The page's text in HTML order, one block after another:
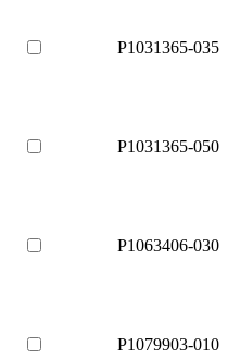
P1031365-035
P1031365-050
P1063406-030
P1079903-010